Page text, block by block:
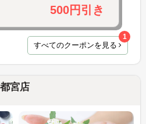
500円引き
すべてのクーポンを見る
1
宮店